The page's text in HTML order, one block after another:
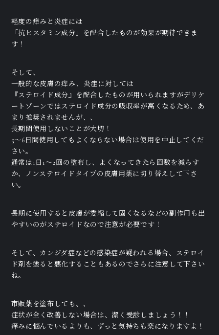
軽度の痒みと炎症には
「抗ヒスタミン成分」を配合したものが効果が期待できま
す！
そして、
一般的な皮膚の痒み、炎症に対しては
『ステロイド成分』を配合したものが用いられますがデリケ
ートゾーンではステロイド成分の吸収率が高くなるため、あ
まり推奨されませんが、、
長期間使用しないことが大切！
5～6日間使用してもよくならない場合は使用を中止してくだ
さい。
通常は1日1～2回の塗布し、よくなってきたら回数を減らす
か、ノンステロイドタイプの皮膚用薬に切り替えして下さ
い。
長期に使用すると皮膚が委縮して固くなるなどの副作用も出
やすいのがステロイドなので注意が必要です！
そして、カンジダ症などの感染症が疑われる場合、ステロイ
ド剤を塗ると悪化することもあるのでさらに注意して下さい
ね。
市販薬を塗布しても、、
症状が全く改善しない場合は、潔く受診しましょう！！
痒みに悩んでいるよりも、ずっと気持ちも楽になりますよ！